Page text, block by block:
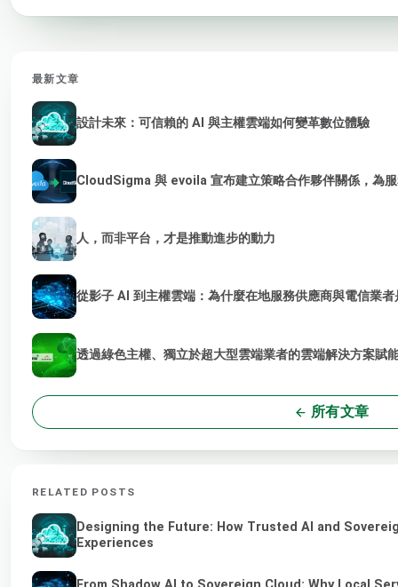
最新文章
設計未來：可信賴的 AI 與主權雲端如何變革數位體驗
CloudSigma 與 evoila 宣布建立策略合作夥伴關係，為
人，而非平台，才是推動進步的動力
從影子 AI 到主權雲端：為什麼在地服務供應商與電信業
透過綠色主權、獨立於超大型雲端業者的雲端解決方案賦
所有文章
RELATED POSTS
Designing the Future: How Trusted AI and
Experiences